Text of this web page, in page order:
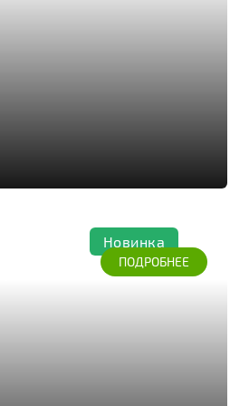
Новинка
ПОДРОБНЕЕ